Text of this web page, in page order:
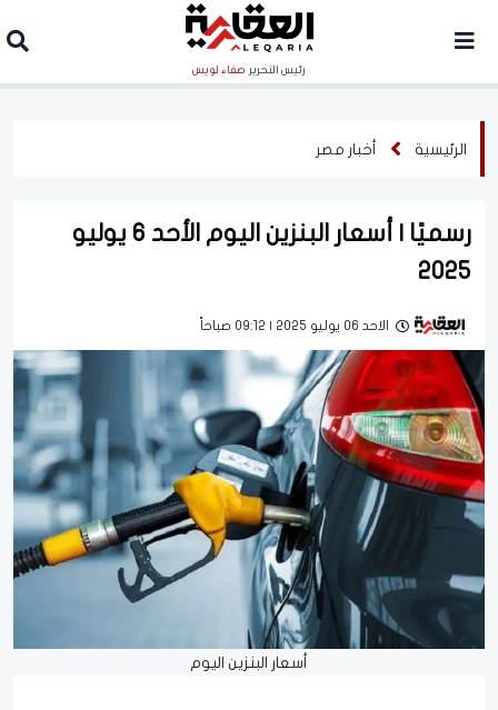
رئيس التحرير صفاء لويس
الرئيسية أخبار مصر
رسميًا | أسعار البنزين اليوم الأحد 6 يوليو
2025
الاحد 06 يوليو 2025 | 09:12 صباحاً
أسعار البنزين اليوم